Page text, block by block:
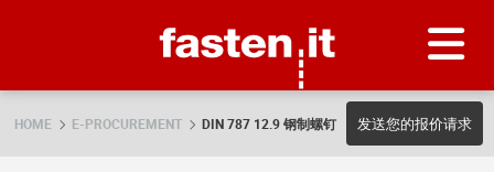
HOME E-PROCUREMENT DIN 787 12.9 钢制螺钉 发送您的报价请求